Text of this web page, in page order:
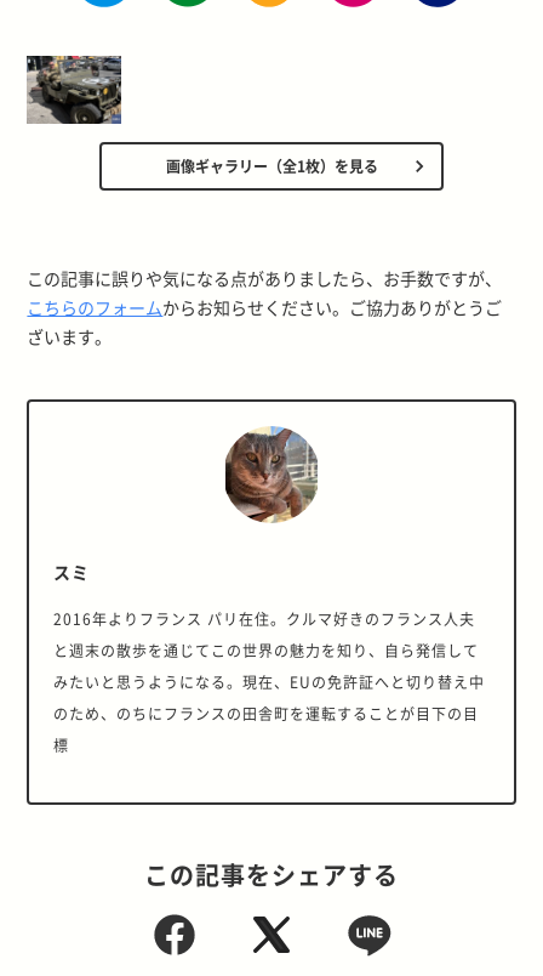
画像ギャラリー（全1枚）を見る
この記事に誤りや気になる点がありましたら、お手数ですが、
こちらのフォームからお知らせください。ご協力ありがとうご
ざいます。
スミ
2016年よりフランス パリ在住。クルマ好きのフランス人夫
と週末の散歩を通じてこの世界の魅力を知り、自ら発信して
みたいと思うようになる。現在、EUの免許証へと切り替え中
のため、のちにフランスの田舎町を運転することが目下の目
標
この記事をシェアする